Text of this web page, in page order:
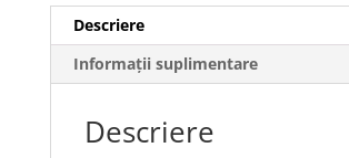
Descriere
Informații suplimentare
Descriere